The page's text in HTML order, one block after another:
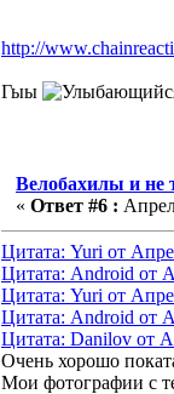
http://
Гыы
Велобахилы и не
« Ответ #6 :
Цитата: Yuri от
Цитата: Android от
Цитата: Yuri от
Цитата: Android от
Цитата: Danilov от
Очень хорошо
Мои фотографии с